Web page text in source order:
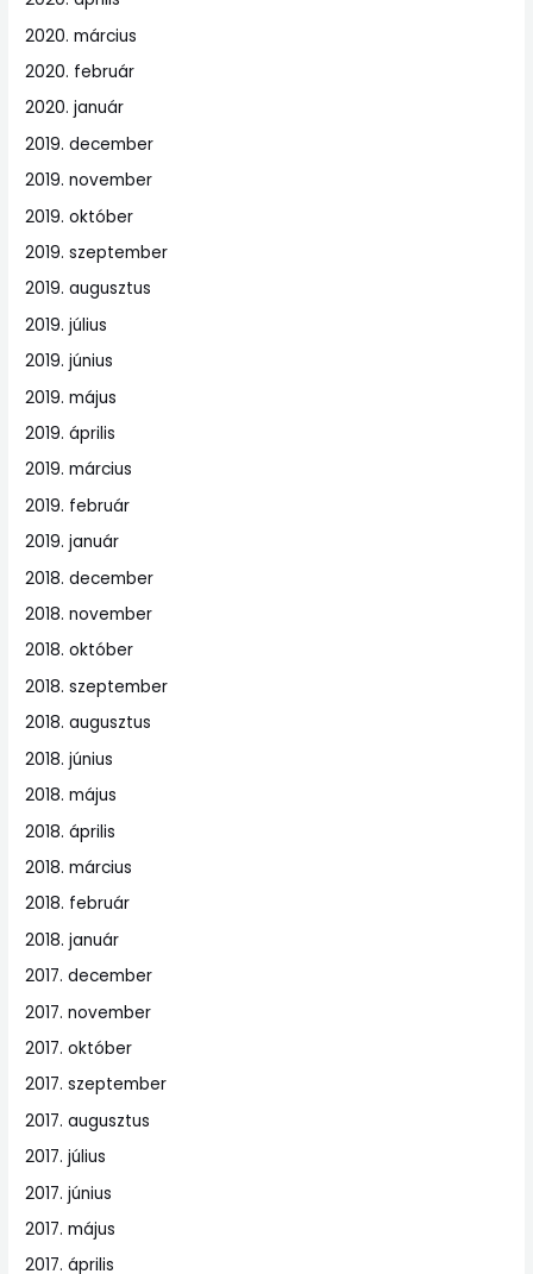
2020. március
2020. február
2020. január
2019. december
2019. november
2019. október
2019. szeptember
2019. augusztus
2019. július
2019. június
2019. május
2019. április
2019. március
2019. február
2019. január
2018. december
2018. november
2018. október
2018. szeptember
2018. augusztus
2018. június
2018. május
2018. április
2018. március
2018. február
2018. január
2017. december
2017. november
2017. október
2017. szeptember
2017. augusztus
2017. július
2017. június
2017. május
2017. április